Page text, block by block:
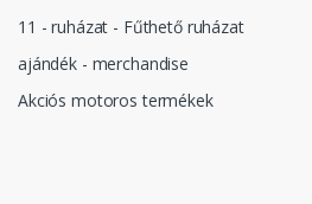
11 - ruházat - Fűthető ruházat
ajándék - merchandise
Akciós motoros termékek